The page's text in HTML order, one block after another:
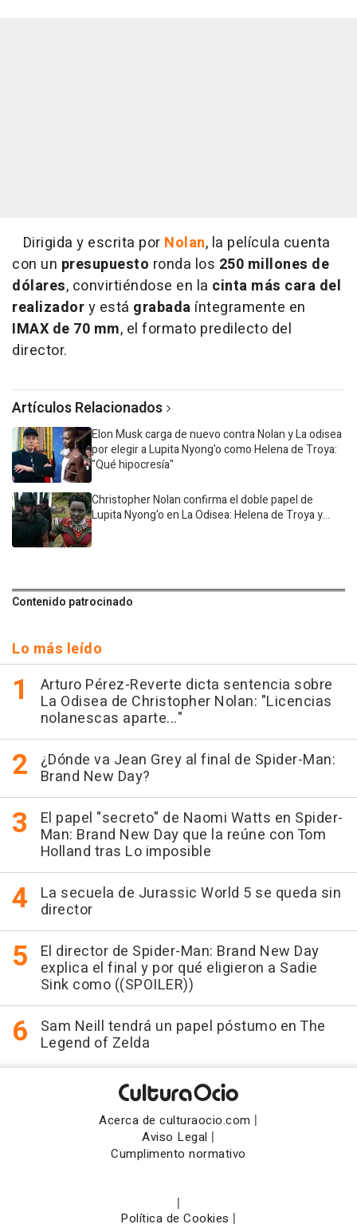
Dirigida y escrita por Nolan, la película cuenta
con un presupuesto ronda los 250 millones de
dólares, convirtiéndose en la cinta más cara del
realizadory está grabada íntegramente en
IMAX de 70 mm, el formato predilecto del
director.
Artículos Relacionados
Elon Musk carga de nuevo contra Nolan y La odisea
por elegir a Lupita Nyong'o como Helena de Troya:
"Qué hipocresía"
Christopher Nolan confirma el doble papel de
Lupita Nyong'o en La Odisea: Helena de Troya y...
Contenido patrocinado
Lo más leído
Arturo Pérez-Reverte dicta sentencia sobre
La Odisea de Christopher Nolan: "Licencias
nolanescas aparte..."
¿Dónde va Jean Grey al final de Spider-Man:
Brand New Day?
El papel "secreto" de Naomi Watts en Spider-
Man: Brand New Day que la reúne con Tom
Holland tras Lo imposible
La secuela de Jurassic World 5 se queda sin
director
El director de Spider-Man: Brand New Day
explica el final y por qué eligieron a Sadie
Sink como ((SPOILER))
Sam Neill tendrá un papel póstumo en The
Legend of Zelda
Acerca de culturaocio.com |
Aviso Legal |
Cumplimento normativo
|
Política de Cookies |